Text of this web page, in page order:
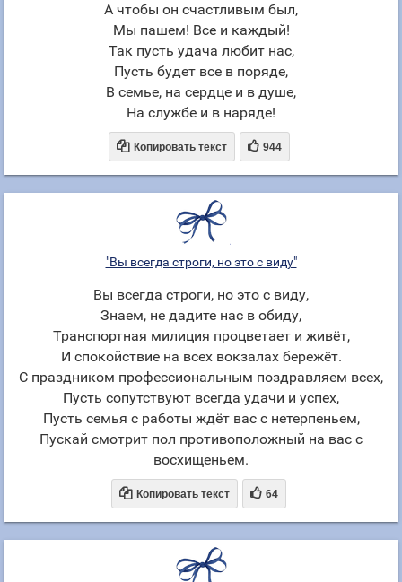
А чтобы он счастливым был,
Мы пашем! Все и каждый!
Так пусть удача любит нас,
Пусть будет все в поряде,
В семье, на сердце и в душе,
На службе и в наряде!
 Копировать текст  944
"Вы всегда строги, но это с виду"
Вы всегда строги, но это с виду,
Знаем, не дадите нас в обиду,
Транспортная милиция процветает и живёт,
И спокойствие на всех вокзалах бережёт.
С праздником профессиональным поздравляем всех,
Пусть сопутствуют всегда удачи и успех,
Пусть семья с работы ждёт вас с нетерпеньем,
Пускай смотрит пол противоположный на вас с
восхищеньем.
 Копировать текст  64